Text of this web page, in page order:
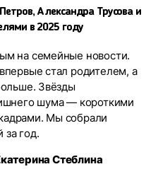
Александра Трусова и
в 2025 году
на семейные новости.
стал родителем, а
Звёзды
шума — короткими
Мы собрали
год.
Стеблина